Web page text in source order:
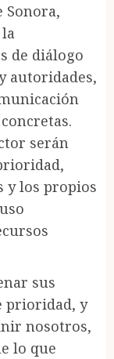
Sonora,
de diálogo
autoridades,
serán
y los propios
sus
prioridad, y
nosotros,
lo que